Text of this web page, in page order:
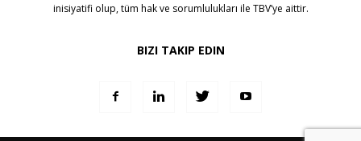
inisiyatifi olup, tüm hak ve sorumlulukları ile TBV’ye aittir.
BIZI TAKIP EDIN